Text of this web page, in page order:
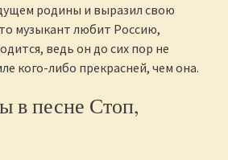
родины и выразил свою
музыкант любит Россию,
ведь он до сих пор не
кого-либо прекрасней, чем она.
в песне Стоп,